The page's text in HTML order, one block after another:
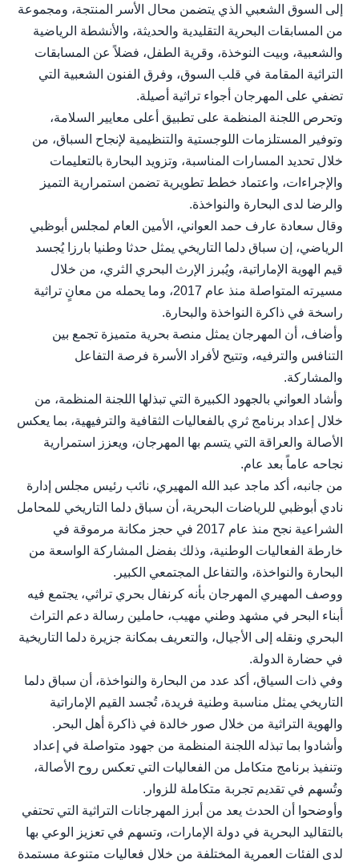
إلى السوق الشعبي الذي يتضمن محال الأسر المنتجة، ومجموعة
من المسابقات البحرية التقليدية والحديثة، والأنشطة الرياضية
والشعبية، وبيت النوخذة، وقرية الطفل، فضلاً عن المسابقات
التراثية المقامة في قلب السوق، وفرق الفنون الشعبية التي
تضفي على المهرجان أجواء تراثية أصيلة.
وتحرص اللجنة المنظمة على تطبيق أعلى معايير السلامة،
وتوفير المستلزمات اللوجستية والتنظيمية لإنجاح السباق، من
خلال تحديد المسارات المناسبة، وتزويد البحارة بالتعليمات
والإجراءات، واعتماد خطط تطويرية تضمن استمرارية التميز
والرضا لدى البحارة والنواخذة.
وقال سعادة عارف حمد العواني، الأمين العام لمجلس أبوظبي
الرياضي، إن سباق دلما التاريخي يمثل حدثا وطنيا بارزا يُجسد
قيم الهوية الإماراتية، ويُبرز الإرث البحري الثري، من خلال
مسيرته المتواصلة منذ عام 2017، وما يحمله من معانٍ تراثية
راسخة في ذاكرة النواخذة والبحارة.
وأضاف، أن المهرجان يمثل منصة بحرية متميزة تجمع بين
التنافس والترفيه، وتتيح لأفراد الأسرة فرصة التفاعل
والمشاركة.
وأشاد العواني بالجهود الكبيرة التي تبذلها اللجنة المنظمة، من
خلال إعداد برنامج ثري بالفعاليات الثقافية والترفيهية، بما يعكس
الأصالة والعراقة التي يتسم بها المهرجان، ويعزز استمرارية
نجاحه عاماً بعد عام.
من جانبه، أكد ماجد عبد الله المهيري، نائب رئيس مجلس إدارة
نادي أبوظبي للرياضات البحرية، أن سباق دلما التاريخي للمحامل
الشراعية نجح منذ عام 2017 في حجز مكانة مرموقة في
خارطة الفعاليات الوطنية، وذلك بفضل المشاركة الواسعة من
البحارة والنواخذة، والتفاعل المجتمعي الكبير.
ووصف المهيري المهرجان بأنه كرنفال بحري تراثي، يجتمع فيه
أبناء البحر في مشهد وطني مهيب، حاملين رسالة دعم التراث
البحري ونقله إلى الأجيال، والتعريف بمكانة جزيرة دلما التاريخية
في حضارة الدولة.
وفي ذات السياق، أكد عدد من البحارة والنواخذة، أن سباق دلما
التاريخي يمثل مناسبة وطنية فريدة، تُجسد القيم الإماراتية
والهوية التراثية من خلال صور خالدة في ذاكرة أهل البحر.
وأشادوا بما تبذله اللجنة المنظمة من جهود متواصلة في إعداد
وتنفيذ برنامج متكامل من الفعاليات التي تعكس روح الأصالة،
وتُسهم في تقديم تجربة متكاملة للزوار.
وأوضحوا أن الحدث يعد من أبرز المهرجانات التراثية التي تحتفي
بالتقاليد البحرية في دولة الإمارات، وتسهم في تعزيز الوعي بها
لدى الفئات العمرية المختلفة من خلال فعاليات متنوعة مستمدة